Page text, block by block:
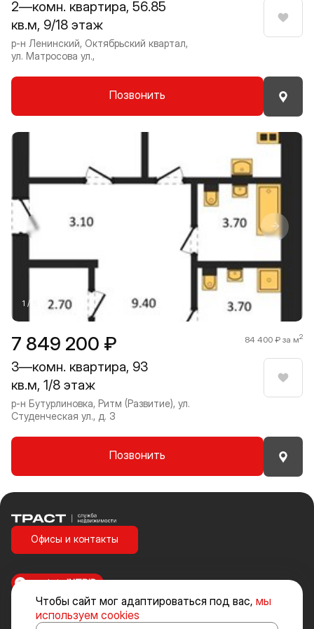
2—комн. квартира, 56.85
кв.м, 9/18 этаж
р-н Ленинский, Октябрьский квартал,
ул. Матросова ул.,
Позвонить
7 849 200 ₽ 84 400 ₽ за м2
3—комн. квартира, 93
кв.м, 1/8 этаж
р-н Бутурлиновка, Ритм (Развитие), ул.
Студенческая ул., д. 3
Позвонить
1 / 8
Прокрутить влево
Чтобы сайт мог адаптироваться под вас, мы
используем cookies
Траст | Служба недвижимости
Офисы и контакты
Стоимость объектов недвижимости и иных товаров и услуг, не
включенных в «Прайс-лист» носит исключительно информационный
made inINTRID